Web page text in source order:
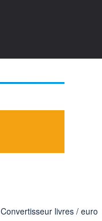
Convertisseur livres / euro